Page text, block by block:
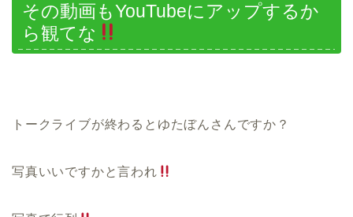
その動画もYouTubeにアップするか
ら観てな
トークライブが終わるとゆたぼんさんですか？
写真いいですかと言われ